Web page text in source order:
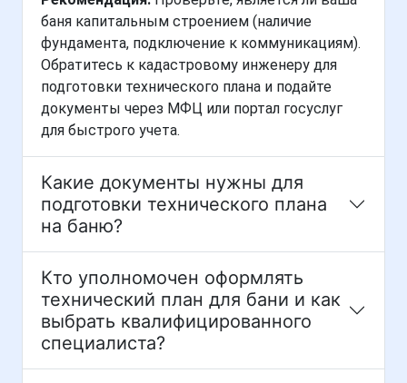
баня капитальным строением (наличие
фундамента, подключение к коммуникациям).
Обратитесь к кадастровому инженеру для
подготовки технического плана и подайте
документы через МФЦ или портал госуслуг
для быстрого учета.
Какие документы нужны для
подготовки технического плана
на баню?
Кто уполномочен оформлять
технический план для бани и как
выбрать квалифицированного
специалиста?